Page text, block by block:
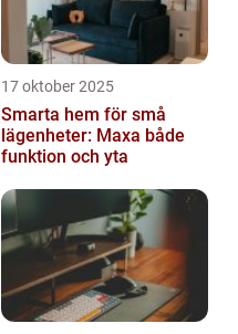
17 oktober 2025
Smarta hem för små
lägenheter: Maxa både
funktion och yta